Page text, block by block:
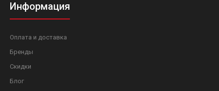
Информация
Оплата и доставка
Бренды
Скидки
Блог